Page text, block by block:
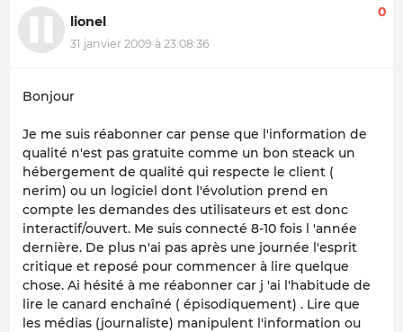
lionel
31 janvier 2009 à 23:08:36
0
Bonjour
Je me suis réabonner car pense que l'information de
qualité n'est pas gratuite comme un bon steack un
hébergement de qualité qui respecte le client (
nerim) ou un logiciel dont l'évolution prend en
compte les demandes des utilisateurs et est donc
interactif/ouvert. Me suis connecté 8-10 fois l 'année
dernière. De plus n'ai pas après une journée l'esprit
critique et reposé pour commencer à lire quelque
chose. Ai hésité à me réabonner car j 'ai l'habitude de
lire le canard enchaîné ( épisodiquement) . Lire que
les médias (journaliste) manipulent l'information ou